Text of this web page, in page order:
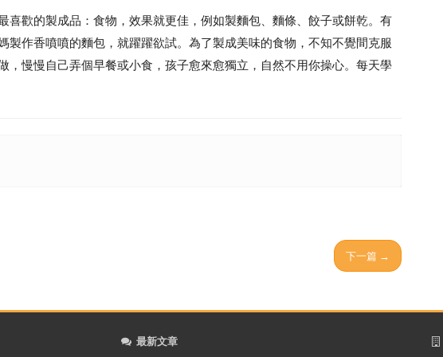
歡的製成品：食物，效果就更佳，例如製麵包、麵條、餃子或餅乾。有
製作香噴噴的麵包，就躍躍欲試。為了製成美味的食物，不知不覺間克服
，慢慢自己弄個早餐或小食，孩子愈來愈獨立，自然不用你操心。每天學
下一篇 →
最新文章